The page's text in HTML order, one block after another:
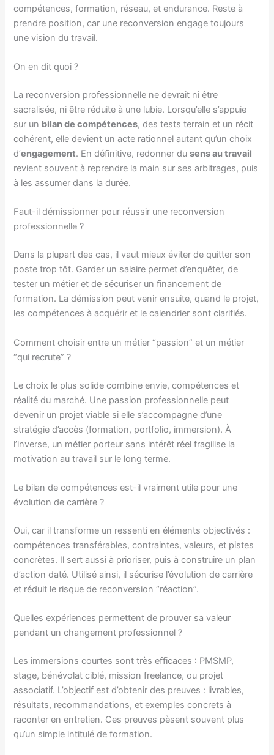
compétences, formation, réseau, et endurance. Reste à
prendre position, car une reconversion engage toujours
une vision du travail.
On en dit quoi ?
La reconversion professionnelle ne devrait ni être
sacralisée, ni être réduite à une lubie. Lorsqu’elle s’appuie
sur un bilan de compétences, des tests terrain et un récit
cohérent, elle devient un acte rationnel autant qu’un choix
d’engagement. En définitive, redonner dusens au travail
revient souvent à reprendre la main sur ses arbitrages, puis
à les assumer dans la durée.
Faut-il démissionner pour réussir une reconversion
professionnelle ?
Dans la plupart des cas, il vaut mieux éviter de quitter son
poste trop tôt. Garder un salaire permet d’enquêter, de
tester un métier et de sécuriser un financement de
formation. La démission peut venir ensuite, quand le projet,
les compétences à acquérir et le calendrier sont clarifiés.
Comment choisir entre un métier “passion” et un métier
“qui recrute” ?
Le choix le plus solide combine envie, compétences et
réalité du marché. Une passion professionnelle peut
devenir un projet viable si elle s’accompagne d’une
stratégie d’accès (formation, portfolio, immersion). À
l’inverse, un métier porteur sans intérêt réel fragilise la
motivation au travail sur le long terme.
Le bilan de compétences est-il vraiment utile pour une
évolution de carrière ?
Oui, car il transforme un ressenti en éléments objectivés :
compétences transférables, contraintes, valeurs, et pistes
concrètes. Il sert aussi à prioriser, puis à construire un plan
d’action daté. Utilisé ainsi, il sécurise l’évolution de carrière
et réduit le risque de reconversion “réaction”.
Quelles expériences permettent de prouver sa valeur
pendant un changement professionnel ?
Les immersions courtes sont très efficaces : PMSMP,
stage, bénévolat ciblé, mission freelance, ou projet
associatif. L’objectif est d’obtenir des preuves : livrables,
résultats, recommandations, et exemples concrets à
raconter en entretien. Ces preuves pèsent souvent plus
qu’un simple intitulé de formation.